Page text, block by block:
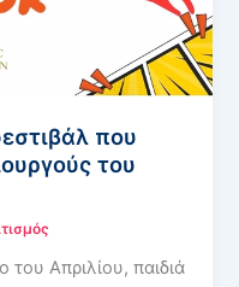
που
του
του Απριλίου, παιδιά